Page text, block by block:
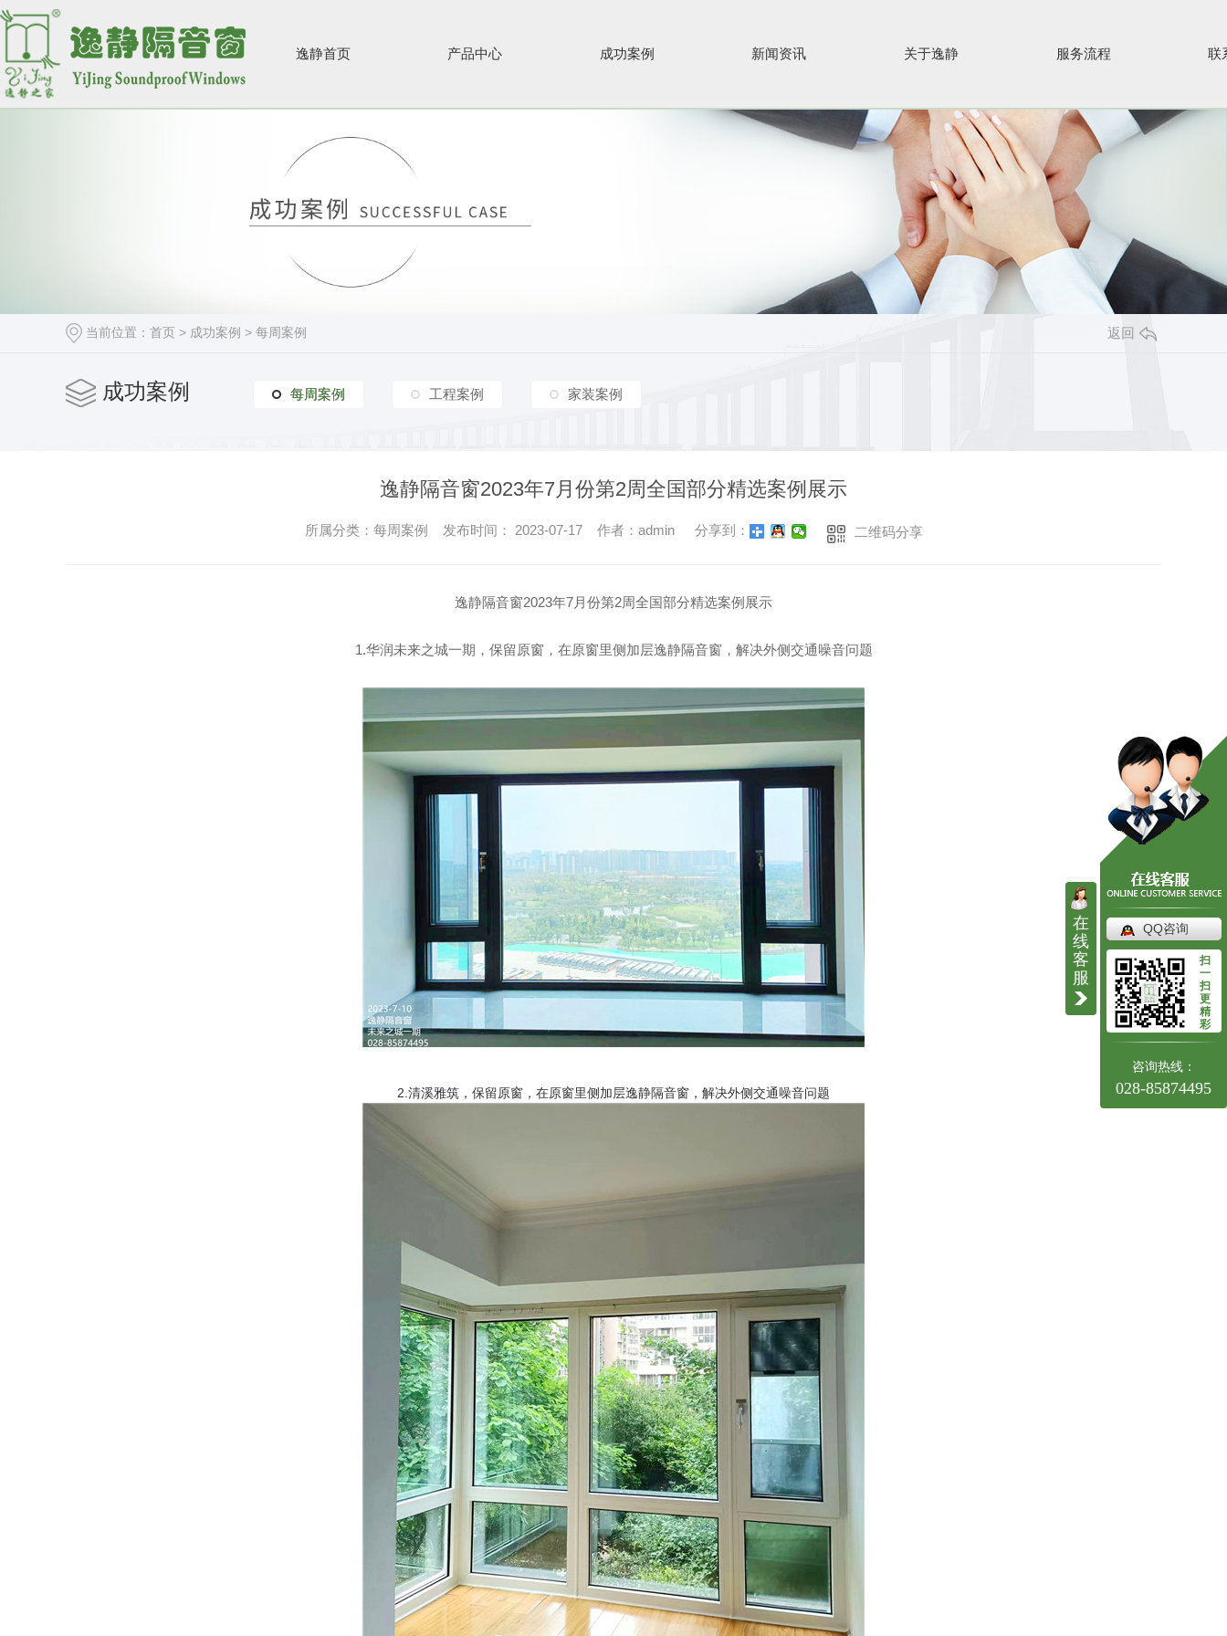
逸静首页 产品中心 成功案例 新闻资讯 关于逸静 服务流程 联
当前位置： 首页 > 成功案例 > 每周案例 返回
成功案例 每周案例
每周案例 工程案例 家装案例
逸静隔音窗2023年7月份第2周全国部分精选案例展示
所属分类：每周案例 发布时间： 2023-07-17 作者：admin 分享到： 二维码分享
逸静隔音窗2023年7月份第2周全国部分精选案例展示
1.华润未来之城一期，保留原窗，在原窗里侧加层逸静隔音窗，解决外侧交通噪音问题
2.清溪雅筑，保留原窗，在原窗里侧加层逸静隔音窗，解决外侧交通噪音问题
在
线
客
服
QQ咨询
扫
一
扫
更
精
彩
咨询热线：
028-85874495